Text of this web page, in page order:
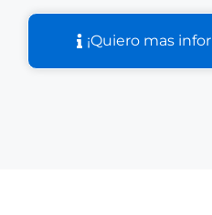
¡Quiero mas